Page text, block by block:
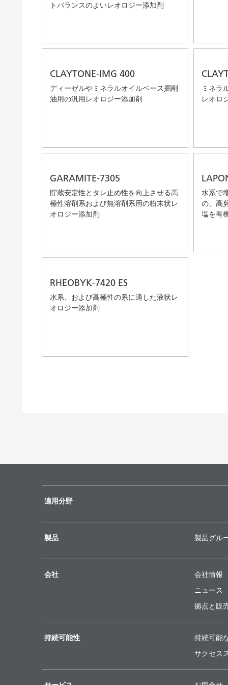
トバランスのよいレオロジー添加剤
CLAYTONE-IMG 400
ディーゼルやミネラルオイルベース掘削
油用の汎用レオロジー添加剤
ミネラ
レオロ
GARAMITE-7305
貯蔵安定性とタレ止め性を向上させる高
極性溶剤系および無溶剤系用の粉末状レ
オロジー添加剤
水系で
の、高
塩を有
RHEOBYK-7420 ES
水系、および高極性の系に適した液状レ
オロジー添加剤
適用分野
製品 製品グル
会社
会社情報
ニュース
拠点と販
持続可能性
持続可能
サクセス